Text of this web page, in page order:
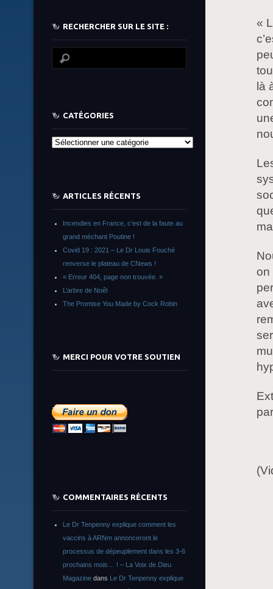
«
là
on
RECHERCHER SUR LE SITE :
CATÉGORIES
Catégories
ARTICLES RÉCENTS
Incendies en France, c’est de la faute au
grand méchant Poutine !
Covid 19 : 2021 – Le Dr Louis Fouché
renverse le plateau de CNews !
« Erreur 404, page non trouvée. »
L’arbre de Noêl
The Promise You Made by Cock Robin
MERCI POUR VOTRE SOUTIEN
COMMENTAIRES RÉCENTS
Le Dr Tenpenny explique comment les
vaccins à ARNm annonceront le
processus de dépeuplement dans les 3-6
prochains mois… ! – La Voix de Dieu
Magazine dans Le Dr Tenpenny explique